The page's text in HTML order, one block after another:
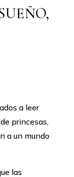
a leer
princesas,
a un mundo
las